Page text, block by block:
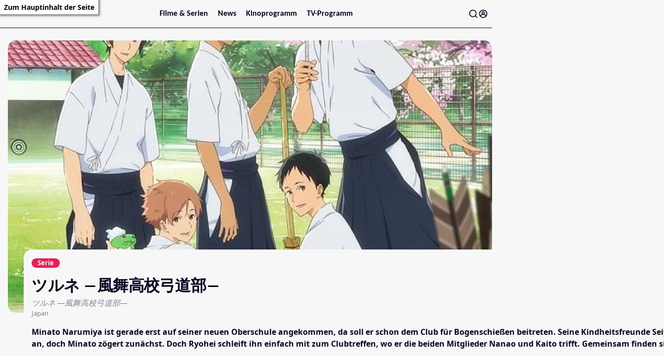
Zum Hauptinhalt der Seite
Filme & Serien
Trailer
Filmarchiv
Serienarchiv
News
Stars
Kinoprogramm
Jetzt im Kino
Wien
Niederösterreich
Oberösterreich
Steiermark
Burgenland
Kärnten
Salzburg
Tirol
Vorarlberg
TV-Programm
Serie
ツルネ ―風舞高校弓道部―
ツルネ ―風舞高校弓道部―
Japan
Minato Narumiya ist gerade erst auf seiner neuen Oberschule angekommen, da soll er schon dem Club für Bogenschießen beitreten. Seine Kindheitsfreunde
an, doch Minato zögert zunächst. Doch Ryohei schleift ihn einfach mit zum Clubtreffen, wo er die beiden Mitglieder Nanao und Kaito trifft. Gemeinsam finden